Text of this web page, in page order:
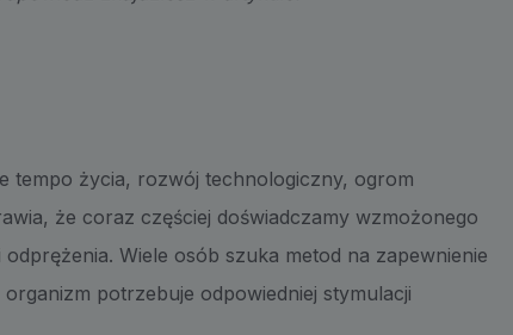
tempo życia, rozwój technologiczny, ogrom
że coraz częściej doświadczamy wzmożonego
Wiele osób szuka metod na zapewnienie
potrzebuje odpowiedniej stymulacji